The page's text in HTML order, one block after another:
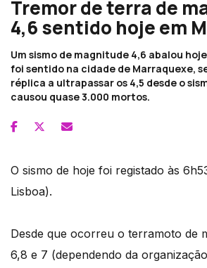
Tremor de terra de
4,6 sentido hoje em
Um sismo de magnitude 4,6 abalou
foi sentido na cidade de Marraquexe,
réplica a ultrapassar os 4,5 desde o
causou quase 3.000 mortos.
O sismo de hoje foi registado às
Lisboa).
Desde que ocorreu o terramoto de
6,8 e 7 (dependendo da